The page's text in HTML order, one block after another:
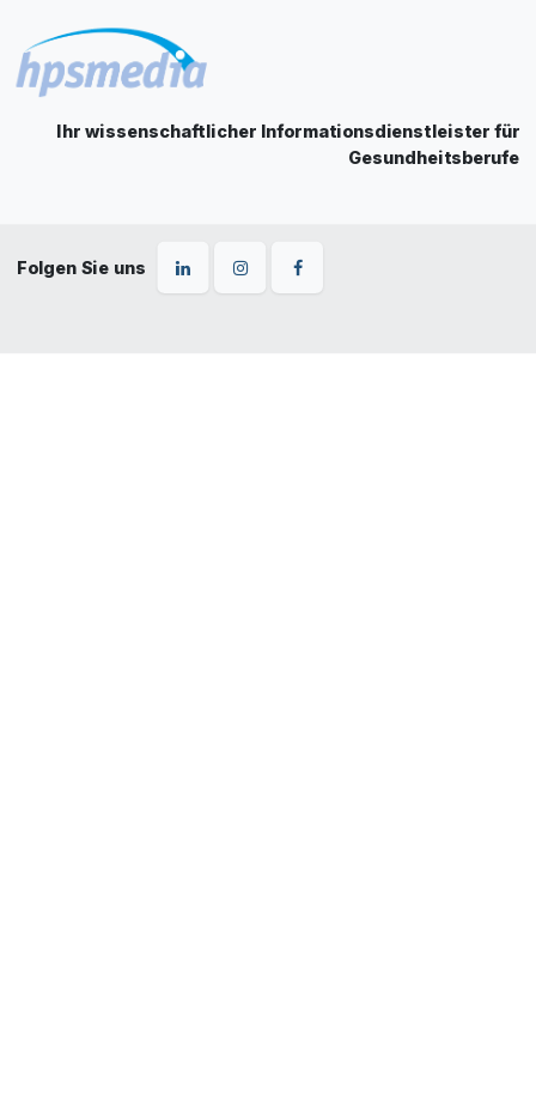
Ihr wissenschaftlicher Informationsdienstleister für
Gesundheitsberufe
Folgen Sie uns